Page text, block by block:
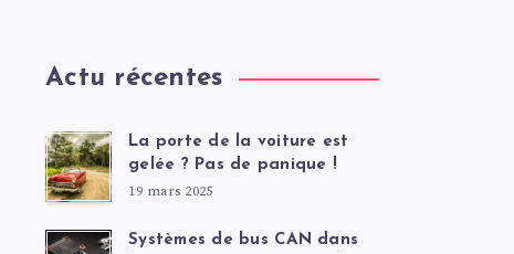
Actu récentes
La porte de la voiture est
gelée ? Pas de panique !
19 mars 2025
Systèmes de bus CAN dans